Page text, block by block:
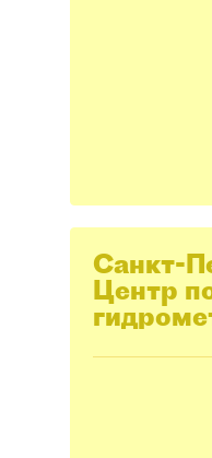
Санкт-
Центр